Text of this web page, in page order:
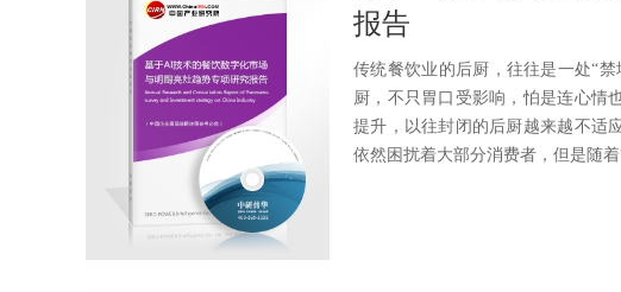
报告
传统餐饮业的后厨，往往是一处“
厨，不只胃口受影响，怕是连心情
提升，以往封闭的后厨越来越不适
依然困扰着大部分消费者，但是随